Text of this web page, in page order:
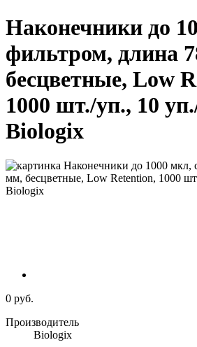
Наконечники до
фильтром, длина
бесцветные, Low
1000 шт./уп., 10
Biologix
0 руб.
Производитель
Biologix